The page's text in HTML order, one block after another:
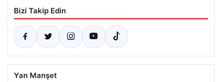
Bizi Takip Edin
Yan Manşet